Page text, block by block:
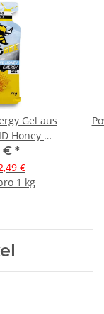
Gel aus
Honey &
€ *
€
1 kg